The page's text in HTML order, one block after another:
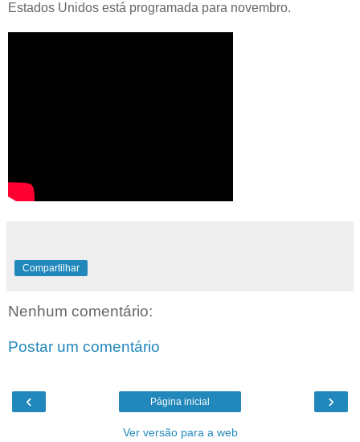
Estados Unidos está programada para novembro.
Compartilhar
Nenhum comentário:
Postar um comentário
‹ ›
Página inicial
Ver versão para a web